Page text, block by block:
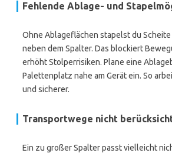
Fehlende Ablage- und
Ohne Ablageflächen stapelst du
neben dem Spalter. Das blockiert
erhöht Stolperrisiken. Plane eine
Palettenplatz nahe am Gerät ein. So
und sicherer.
Transportwege nicht
Ein zu großer Spalter passt vielleicht